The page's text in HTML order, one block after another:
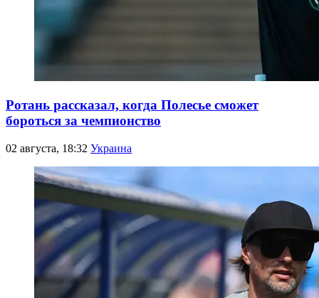
Ротань рассказал, когда Полесье сможет
бороться за чемпионство
02 августа, 18:32 Украина